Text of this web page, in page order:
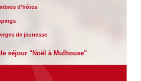
d'hôtes
de jeunesse
séjour "Noël à Mulhouse"